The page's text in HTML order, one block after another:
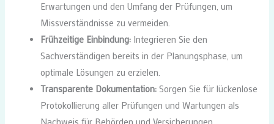
Erwartungen und den Umfang der Prüfungen, um
Missverständnisse zu vermeiden.
Frühzeitige Einbindung: Integrieren Sie den
Sachverständigen bereits in der Planungsphase, um
optimale Lösungen zu erzielen.
Transparente Dokumentation: Sorgen Sie für lückenlose
Protokollierung aller Prüfungen und Wartungen als